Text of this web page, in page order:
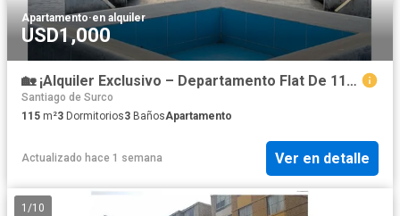
Apartamento·en alquiler
USD1,000
🏡 ¡Alquiler Exclusivo – Departamento Flat De 115 M²! En Condominio Cerca A Colegios Y Universidades Como Upc Y Esan✨
Santiago de Surco
115 m²3 Dormitorios3 BañosApartamento
Actualizado hace 1 semana Ver en detalle
1 /10